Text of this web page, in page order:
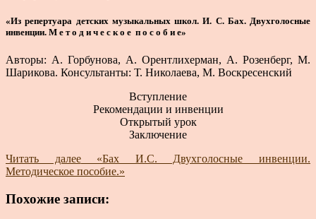
«Из репертуара детских музыкальных школ. И. С. Бах. Двухголосные
инвенции. М е т о д и ч е с к о е п о с о б и е»
Авторы: А. Горбунова, А. Орентлихерман, А. Розенберг, М.
Шарикова. Консультанты: Т. Николаева, М. Воскресенский
Вступление
Рекомендации и инвенции
Открытый урок
Заключение
Читать далее«Бах И.С. Двухголосные инвенции.
Методическое пособие.»
Похожие записи: